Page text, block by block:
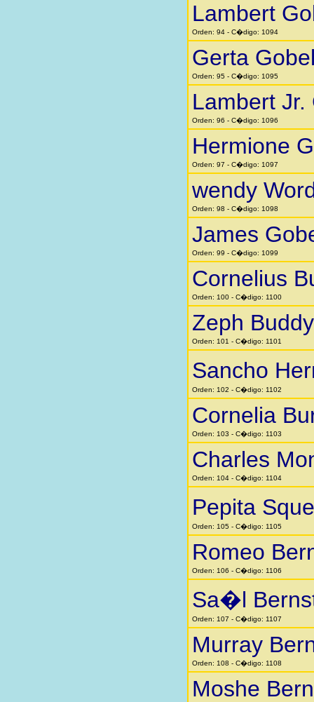
Lambert
Orden: 94 - C�digo: 1094
Gerta
Orden: 95 - C�digo: 1095
Lambert Jr.
Orden: 96 - C�digo: 1096
Hermione
Orden: 97 - C�digo: 1097
wendy
Orden: 98 - C�digo: 1098
James
Orden: 99 - C�digo: 1099
Cornelius
Orden: 100 - C�digo: 1100
Zeph
Orden: 101 - C�digo: 1101
Sancho
Orden: 102 - C�digo: 1102
Cornelia
Orden: 103 - C�digo: 1103
Charles
Orden: 104 - C�digo: 1104
Pepita
Orden: 105 - C�digo: 1105
Romeo
Orden: 106 - C�digo: 1106
Sa�l
Orden: 107 - C�digo: 1107
Murray
Orden: 108 - C�digo: 1108
Moshe